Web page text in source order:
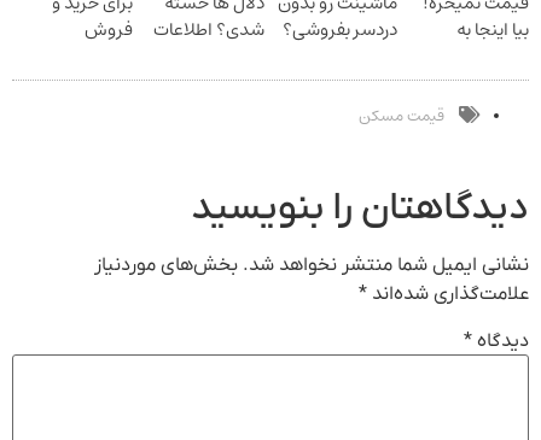
بیا اینجا به
بفروش*فقط
خریدار واقعی*
دردسر بفروشی؟ شدی؟ اطلاعات
ثبت کن
فروش
دیجیتال
قیمت مسکن
دیدگاهتان را بنویسید
نشانی ایمیل شما منتشر نخواهد شد. بخش‌های موردنیاز
علامت‌گذاری شده‌اند *
دیدگاه *